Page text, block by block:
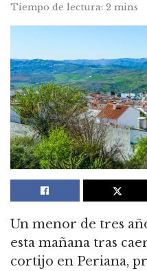
Tiempo de lectura: 2 mins
Un menor de tres
esta mañana tras
cortijo en Periana,